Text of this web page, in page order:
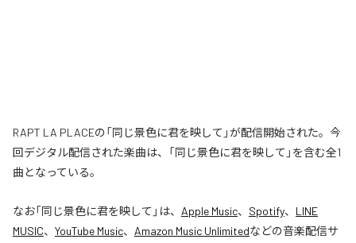
RAPT LA PLACEの「同じ景色に君を映して」が配信開始された。今
回デジタル配信された楽曲は、「同じ景色に君を映して」を含む全1
曲となっている。
なお「同じ景色に君を映して 」は、 Apple Music、 Spotify、 LINE
MUSIC、 YouTube Music、 Amazon Music Unlimitedなどの音楽配信サ